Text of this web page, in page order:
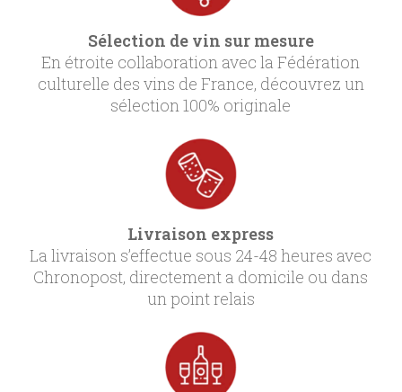
Sélection de vin sur mesure
En étroite collaboration avec la Fédération
culturelle des vins de France, découvrez un
sélection 100% originale
Livraison express
La livraison s’effectue sous 24-48 heures avec
Chronopost, directement a domicile ou dans
un point relais